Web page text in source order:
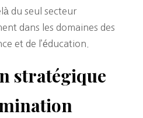
du seul secteur
dans les domaines des
et de l’éducation.
stratégique